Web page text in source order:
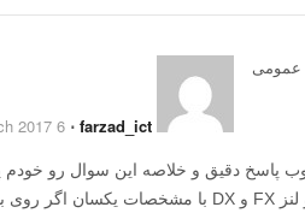
عمومی
farzad_ict
⋅
6 March 2017
پاسخ دقیق و خلاصه این سوال رو خودم